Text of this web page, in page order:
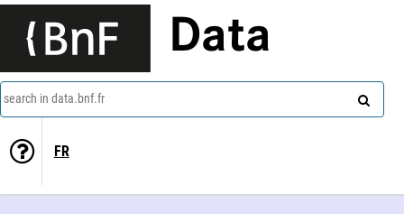
Data
search in data.bnf.fr
FR